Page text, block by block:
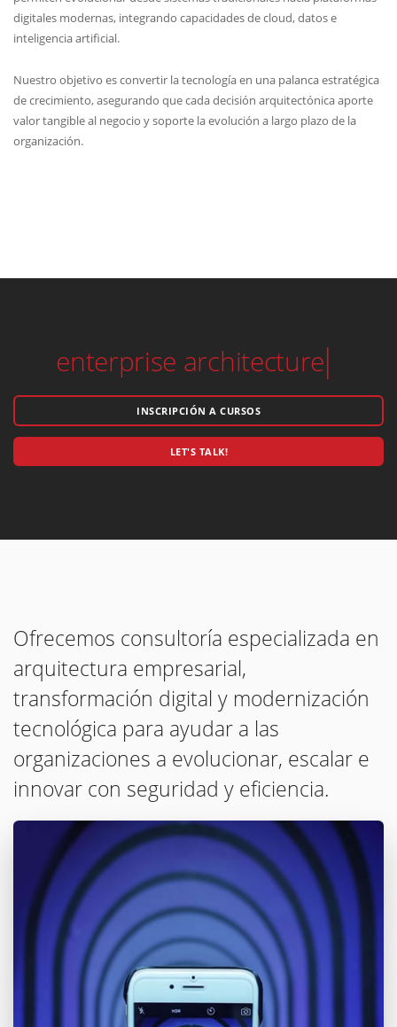
digitales modernas, integrando capacidades de cloud, datos e
inteligencia artificial.
Nuestro objetivo es convertir la tecnología en una palanca estratégica
de crecimiento, asegurando que cada decisión arquitectónica aporte
valor tangible al negocio y soporte la evolución a largo plazo de la
organización.
solution
INSCRIPCIÓN A CURSOS
LET'S TALK!
Ofrecemos consultoría especializada en
arquitectura empresarial,
transformación digital y modernización
tecnológica para ayudar a las
organizaciones a evolucionar, escalar e
innovar con seguridad y eficiencia.